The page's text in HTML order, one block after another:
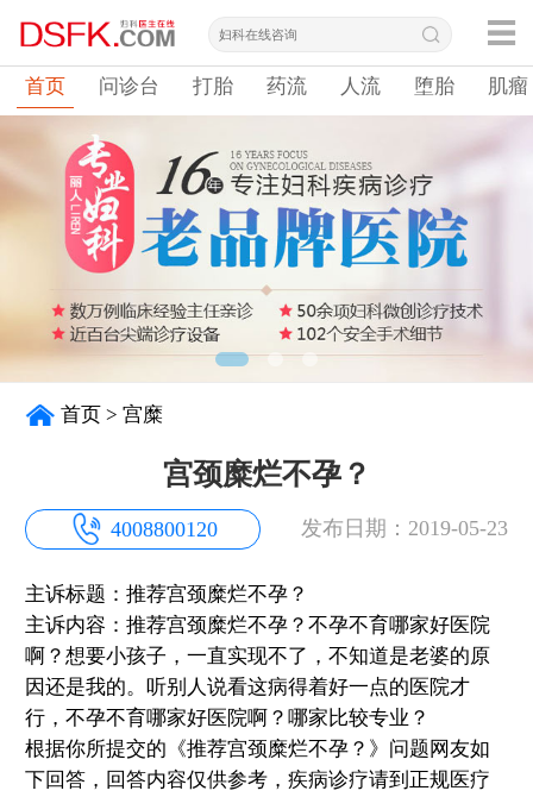
首页 问诊台 打胎 药流 人流 堕胎 肌瘤
首页 >宫糜
宫颈糜烂不孕？
4008800120 发布日期：2019-05-23
主诉标题：推荐宫颈糜烂不孕？
主诉内容：推荐宫颈糜烂不孕？不孕不育哪家好医院
啊？想要小孩子，一直实现不了，不知道是老婆的原
因还是我的。听别人说看这病得着好一点的医院才
行，不孕不育哪家好医院啊？哪家比较专业？
根据你所提交的《推荐宫颈糜烂不孕？》问题网友如
下回答，回答内容仅供参考，疾病诊疗请到正规医疗